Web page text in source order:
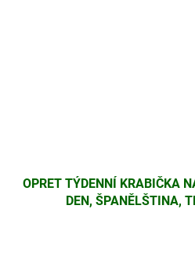
OPRET TÝDENNÍ KRABIČKA
DEN, ŠPANĚLŠTINA,